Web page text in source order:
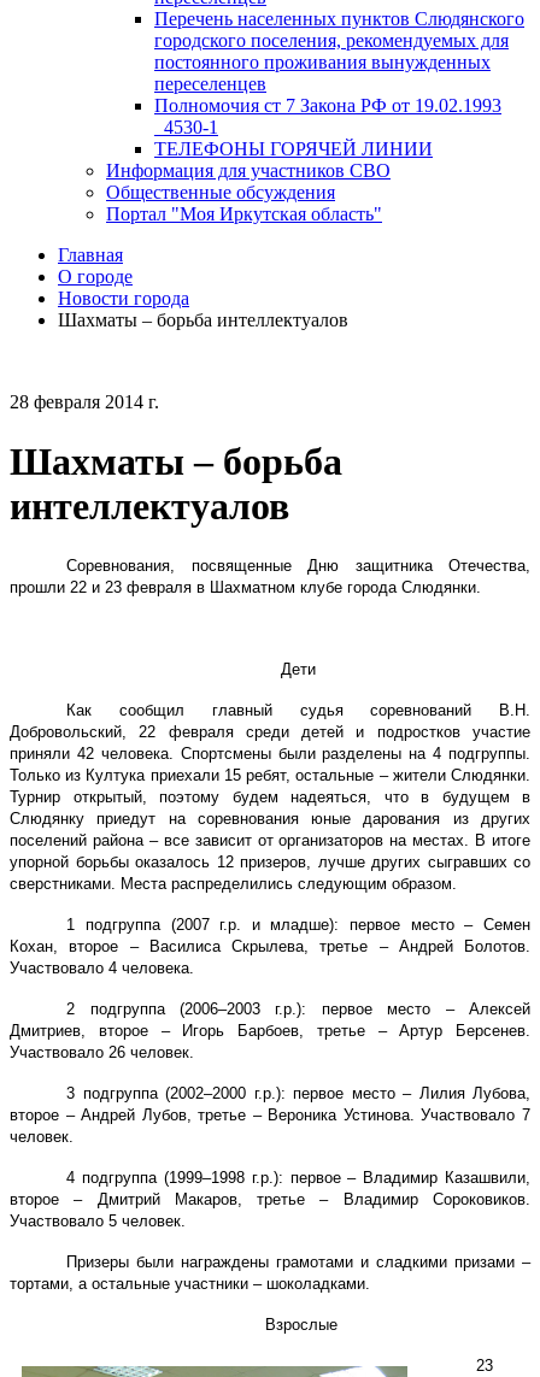
Перечень населенных пунктов Слюдянского
городского поселения, рекомендуемых для
постоянного проживания вынужденных
переселенцев
Полномочия ст 7 Закона РФ от 19.02.1993
_4530-1
ТЕЛЕФОНЫ ГОРЯЧЕЙ ЛИНИИ
Информация для участников СВО
Общественные обсуждения
Портал "Моя Иркутская область"
Главная
О городе
Новости города
Шахматы – борьба интеллектуалов
28 февраля 2014 г.
Шахматы – борьба
интеллектуалов
Соревнования, посвященные Дню защитника Отечества,
прошли 22 и 23 февраля в Шахматном клубе города Слюдянки.
Дети
Как сообщил главный судья соревнований В.Н.
Добровольский, 22 февраля среди детей и подростков участие
приняли 42 человека. Спортсмены были разделены на 4 подгруппы.
Только из Култука приехали 15 ребят, остальные – жители Слюдянки.
Турнир открытый, поэтому будем надеяться, что в будущем в
Слюдянку приедут на соревнования юные дарования из других
поселений района – все зависит от организаторов на местах. В итоге
упорной борьбы оказалось 12 призеров, лучше других сыгравших со
сверстниками. Места распределились следующим образом.
1 подгруппа (2007 г.р. и младше): первое место – Семен
Кохан, второе – Василиса Скрылева, третье – Андрей Болотов.
Участвовало 4 человека.
2 подгруппа (2006–2003 г.р.): первое место – Алексей
Дмитриев, второе – Игорь Барбоев, третье – Артур Берсенев.
Участвовало 26 человек.
3 подгруппа (2002–2000 г.р.): первое место – Лилия Лубова,
второе – Андрей Лубов, третье – Вероника Устинова. Участвовало 7
человек.
4 подгруппа (1999–1998 г.р.): первое – Владимир Казашвили,
второе – Дмитрий Макаров, третье – Владимир Сороковиков.
Участвовало 5 человек.
Призеры были награждены грамотами и сладкими призами –
тортами, а остальные участники – шоколадками.
Взрослые
23